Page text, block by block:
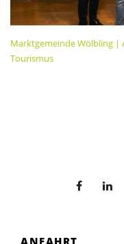
Marktgemeinde Wölbling |
Tourismus
ANFAHRT